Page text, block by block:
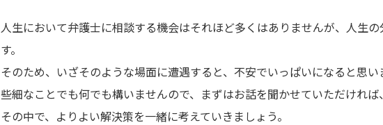
人生において弁護士に相談する機会はそれほど多くはありませんが、人生
す。
そのため、いざそのような場面に遭遇すると、不安でいっぱいになると思い
些細なことでも何でも構いませんので、まずはお話を聞かせていただければ
その中で、よりよい解決策を一緒に考えていきましょう。